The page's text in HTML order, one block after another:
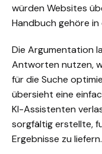
würden Websites
Handbuch gehöre in
Die Argumentation
Antworten nutzen,
für die Suche
übersieht eine
KI-Assistenten
sorgfältig erstellte,
Ergebnisse zu liefern.